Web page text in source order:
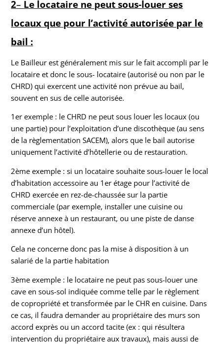
2– Le locataire ne peut sous-louer ses
locaux que pour l’activité autorisée par le
bail :
Le Bailleur est généralement mis sur le fait accompli par le
locataire et donc le sous- locataire (autorisé ou non par le
CHRD) qui exercent une activité non prévue au bail,
souvent en sus de celle autorisée.
1er exemple : le CHRD ne peut sous louer les locaux (ou
une partie) pour l’exploitation d’une discothèque (au sens
de la règlementation SACEM), alors que le bail autorise
uniquement l’activité d’hôtellerie ou de restauration.
2ème exemple : si un locataire souhaite sous-louer le local
d’habitation accessoire au 1er étage pour l’activité de
CHRD exercée en rez-de-chaussée sur la partie
commerciale (par exemple, installer une cuisine ou
réserve annexe à un restaurant, ou une piste de danse
annexe d’un hôtel).
Cela ne concerne donc pas la mise à disposition à un
salarié de la partie habitation
3ème exemple : le locataire ne peut pas sous-louer une
cave en sous-sol indiquée comme telle par le règlement
de copropriété et transformée par le CHR en cuisine. Dans
ce cas, il faudra demander au propriétaire des murs son
accord exprès ou un accord tacite (ex : qui résultera
intervention du propriétaire aux travaux), mais aussi de